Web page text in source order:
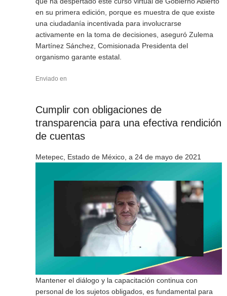
en su primera edición, porque es muestra de que existe
una ciudadanía incentivada para involucrarse
activamente en la toma de decisiones, aseguró Zulema
Martínez Sánchez, Comisionada Presidenta del
organismo garante estatal.
Enviado en
Cumplir con obligaciones de
transparencia para una efectiva rendición
de cuentas
Metepec, Estado de México, a 24 de mayo de 2021
Mantener el diálogo y la capacitación continua con
personal de los sujetos obligados, es fundamental para